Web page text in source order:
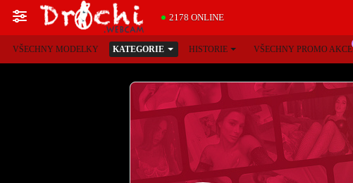
2178 ONLINE
VŠECHNY MODELKY KATEGORIE HISTORIE VŠECHNY PROMO AKCE